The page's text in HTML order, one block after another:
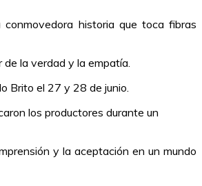
conmovedora historia que toca fibras
la verdad y la empatía.
Brito el 27 y 28 de junio.
los productores durante un
y la aceptación en un mundo